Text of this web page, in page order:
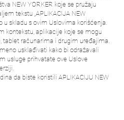
NEW YORKER koje se pružaju
tekstu „APLIKACIJA NEW
u skladu s ovim Uslovima korišćenja.
kontekstu, aplikacije koje se mogu
računarima i drugim uređajima.
usklađivati kako bi odražavali
usluge prihvatate ove Uslove
da biste koristili APLIKACIJU NEW